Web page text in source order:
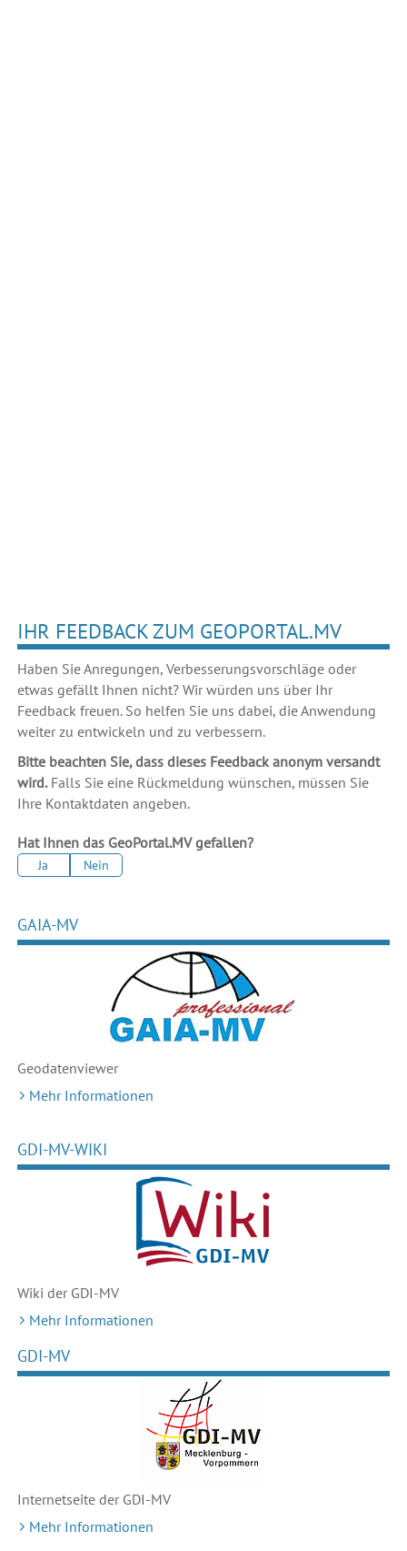
IHR FEEDBACK ZUM GEOPORTAL.MV
Haben Sie Anregungen, Verbesserungsvorschläge oder
etwas gefällt Ihnen nicht? Wir würden uns über Ihr
Feedback freuen. So helfen Sie uns dabei, die Anwendung
weiter zu entwickeln und zu verbessern.
Bitte beachten Sie, dass dieses Feedback anonym versandt
wird.Falls Sie eine Rückmeldung wünschen, müssen Sie
Ihre Kontaktdaten angeben.
Hat Ihnen das GeoPortal.MV gefallen?
Ja Nein
GAIA-MV
Geodatenviewer
Mehr Informationen
GDI-MV-WIKI
Wiki der GDI-MV
Mehr Informationen
GDI-MV
Internetseite der GDI-MV
Mehr Informationen